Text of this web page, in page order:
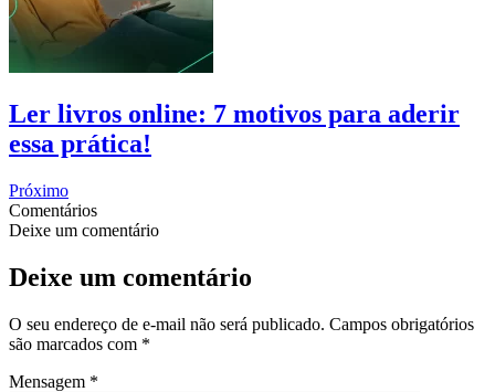
Ler livros online: 7 motivos para aderir
essa prática!
Próximo
Comentários
Deixe um comentário
Deixe um comentário
O seu endereço de e-mail não será publicado. Campos obrigatórios
são marcados com *
Mensagem *